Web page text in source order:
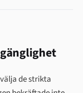
de strikta